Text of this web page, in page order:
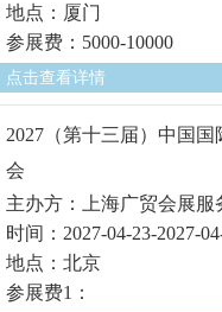
地点：厦门
参展费：5000-10000
点击查看详情
2027（第十三届）中国
会
主办方：上海广贸会展服
时间：2027-04-23-2027-
地点：北京
参展费1：